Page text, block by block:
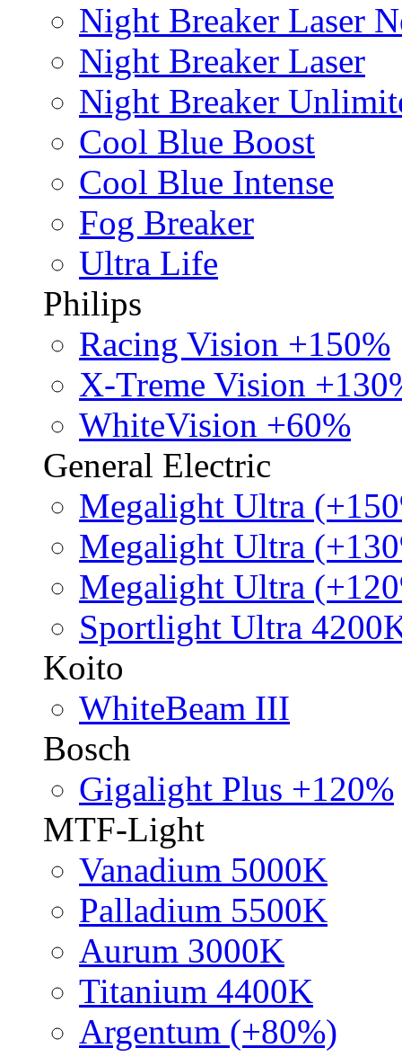
Night Breaker Laser
Night Breaker Laser
Night Breaker
Cool Blue Boost
Cool Blue Intense
Fog Breaker
Ultra Life
Philips
Racing Vision +150%
X-Treme Vision
WhiteVision +60%
General Electric
Megalight Ultra
Megalight Ultra
Megalight Ultra
Sportlight Ultra
Koito
WhiteBeam III
Bosch
Gigalight Plus +120%
MTF-Light
Vanadium 5000K
Palladium 5500K
Aurum 3000K
Titanium 4400K
Argentum (+80%)